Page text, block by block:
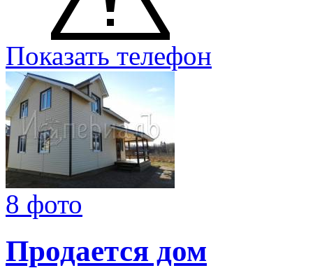
Показать телефон
8 фото
Продается дом